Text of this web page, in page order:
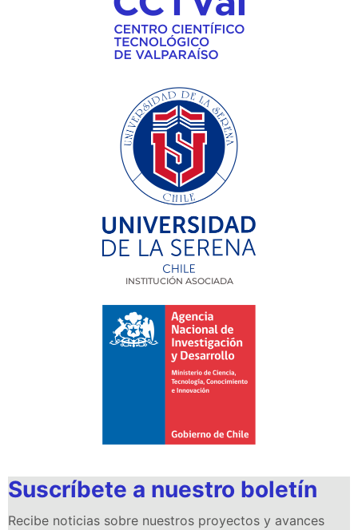
INSTITUCIÓN ASOCIADA
Suscríbete a nuestro boletín
Recibe noticias sobre nuestros proyectos y avances